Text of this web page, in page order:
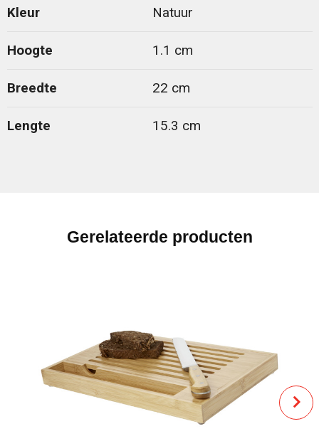
Kleur Natuur
Hoogte 1.1 cm
Breedte 22 cm
Lengte 15.3 cm
Gerelateerde producten